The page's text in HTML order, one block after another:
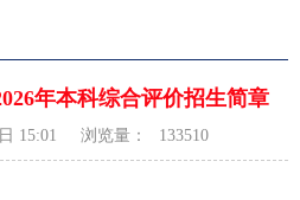
年本科综合评价招生简章
15:01 浏览量： 133510